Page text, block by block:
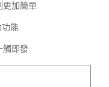
更加簡單
能
觸即發